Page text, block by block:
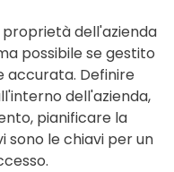
dell'azienda
possibile se gestito
accurata. Definire
dell'azienda,
pianificare la
sono le chiavi per un